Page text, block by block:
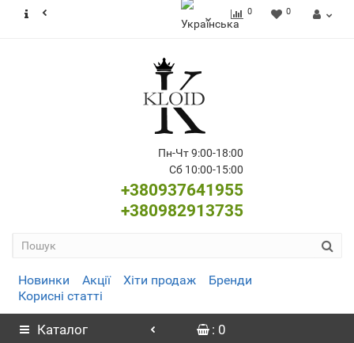
0 0
Пн-Чт 9:00-18:00
Сб 10:00-15:00
+380937641955
+380982913735
Новинки Акції Хіти продаж
Бренди
Корисні статті
Каталог : 0